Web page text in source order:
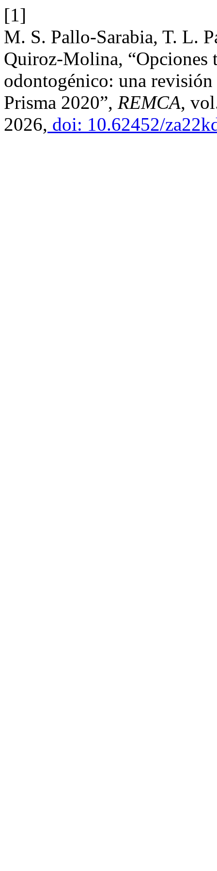
[1]
M. S. Pallo-Sarabia, T. L.
Quiroz-Molina, “Opciones
odontogénico: una
Prisma 2020”, REMCA,
2026, doi: 10.62452/